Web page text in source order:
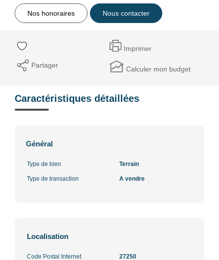
Nos honoraires Nous contacter
Imprimer
Partager Calculer mon budget
Caractéristiques détaillées
Général
Type de bien Terrain
Type de transaction A vendre
Localisation
Code Postal Internet 27250